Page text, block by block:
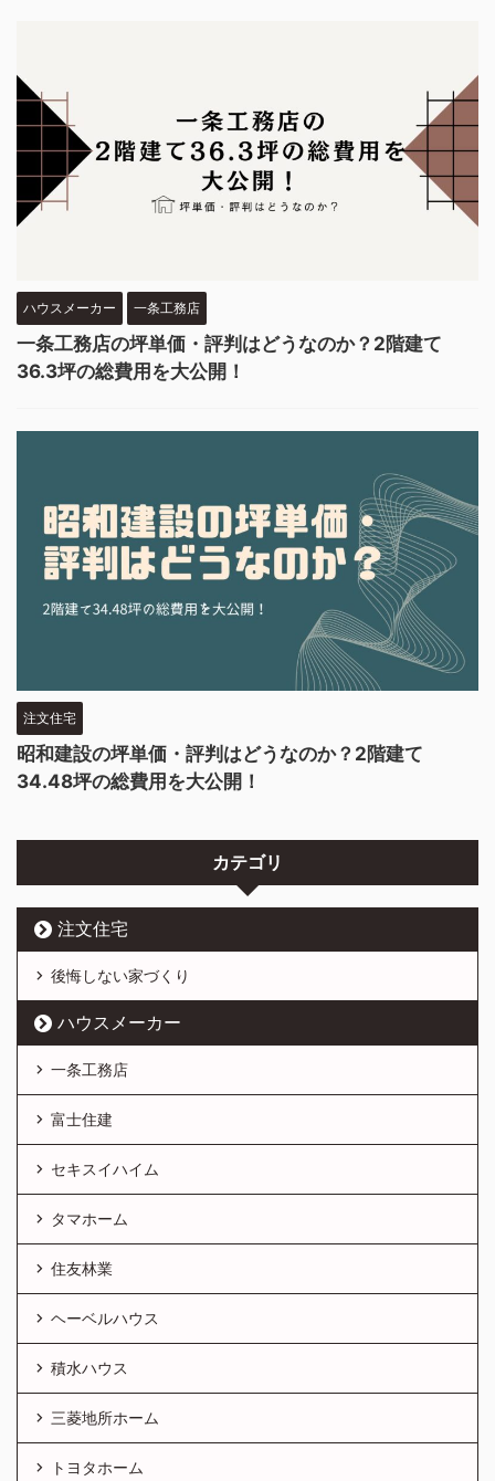
ハウスメーカー 一条工務店
一条工務店の坪単価・評判はどうなのか？2階建て
36.3坪の総費用を大公開！
注文住宅
昭和建設の坪単価・評判はどうなのか？2階建て
34.48坪の総費用を大公開！
カテゴリ
注文住宅
後悔しない家づくり
ハウスメーカー
一条工務店
富士住建
セキスイハイム
タマホーム
住友林業
ヘーベルハウス
積水ハウス
三菱地所ホーム
トヨタホーム